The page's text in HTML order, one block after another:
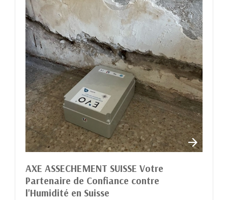
AXE ASSECHEMENT SUISSE Votre
Partenaire de Confiance contre
l'Humidité en Suisse